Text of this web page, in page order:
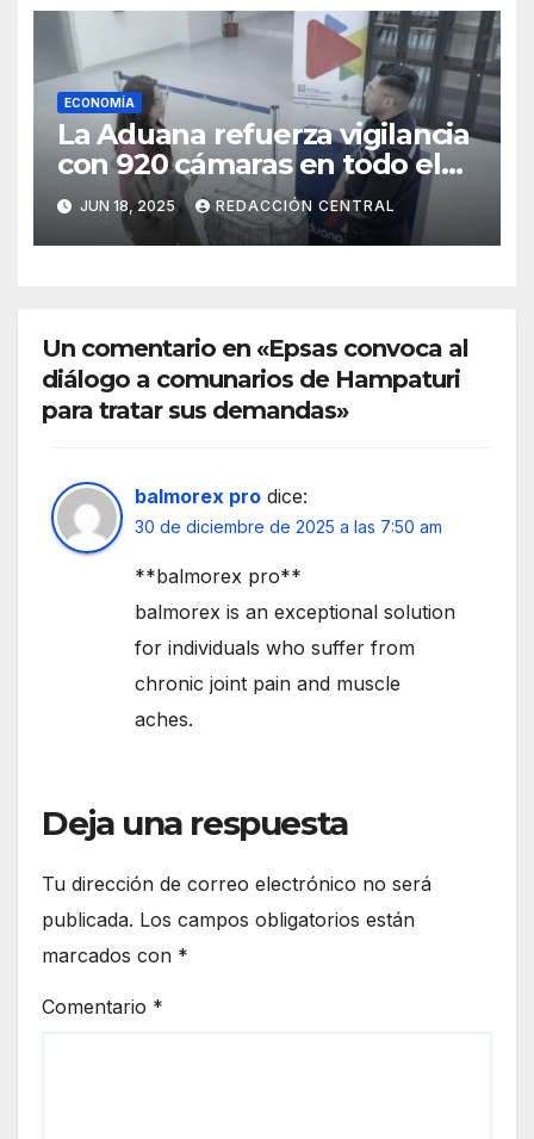
ECONOMÍA
La Aduana refuerza vigilancia
con 920 cámaras en todo el
país
JUN 18, 2025 REDACCIÓN CENTRAL
Un comentario en «Epsas convoca al
diálogo a comunarios de Hampaturi
para tratar sus demandas»
balmorex pro dice:
30 de diciembre de 2025 a las 7:50 am
**balmorex pro**
balmorex is an exceptional solution
for individuals who suffer from
chronic joint pain and muscle
aches.
Deja una respuesta
Tu dirección de correo electrónico no será
publicada. Los campos obligatorios están
marcados con *
Comentario *